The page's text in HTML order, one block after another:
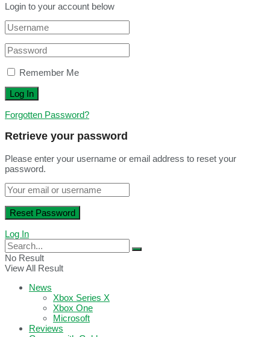
Login to your account below
Remember Me
Forgotten Password?
Retrieve your password
Please enter your username or email address to reset your
password.
Log In
No Result
View All Result
News
Xbox Series X
Xbox One
Microsoft
Reviews